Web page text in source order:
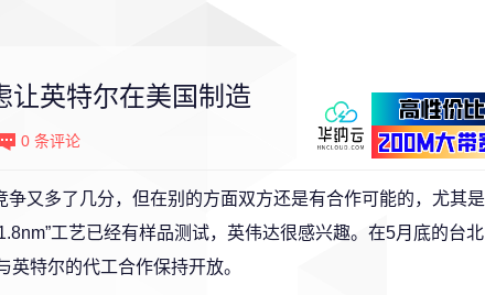
让英特尔在美国制造
0 条评论
又多了几分，但在别的方面双方还是有合作可能的，尤其是
工艺已经有样品测试，英伟达很感兴趣。在5月底的台北
特尔的代工合作保持开放。